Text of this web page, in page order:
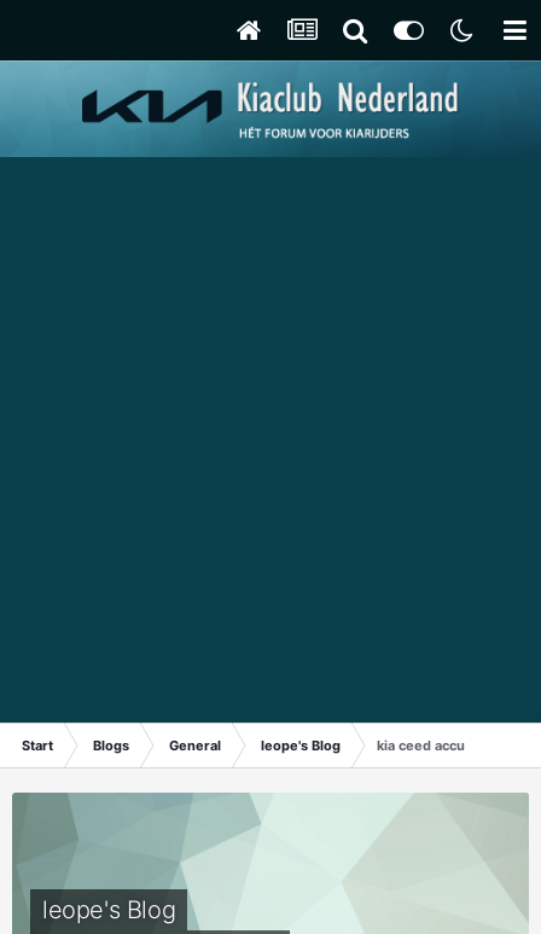
Start Blogs General leope's Blog kia ceed accu
leope's Blog